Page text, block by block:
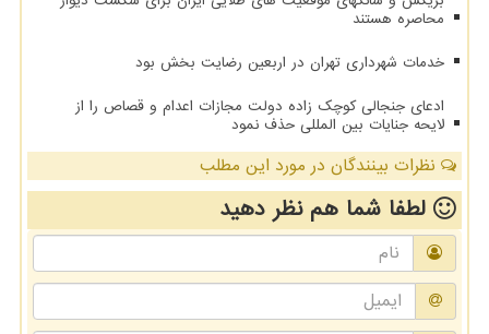
محاصره هستند
خدمات شهرداری تهران در اربعین رضایت بخش بود
ادعای جنجالی کوچک زاده دولت مجازات اعدام و قصاص را از
لایحه جنایات بین المللی حذف نمود
نظرات بینندگان در مورد این مطلب
لطفا شما همنظر دهید